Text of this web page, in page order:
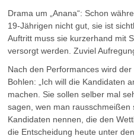
Drama um „Anana“: Schon
19-Jährigen nicht gut, sie ist
Auftritt muss sie kurzerhand mit
versorgt werden. Zuviel
Nach den Performances wird
Bohlen: „Ich will die Kandidaten
machen. Sie sollen selber mal
sagen, wen man rausschmeißen
Kandidaten nennen, die den
die Entscheidung heute unter